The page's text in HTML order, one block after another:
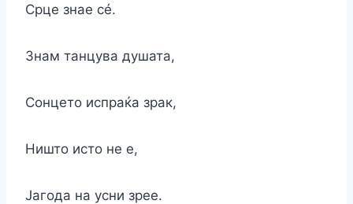
Срце знае сé.
Знам танцува душата,
Сонцето испраќа зрак,
Ништо исто не е,
Јагода на усни зрее.